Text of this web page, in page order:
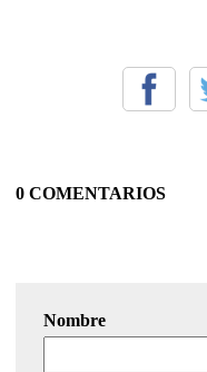
0 COMENTARIOS
Nombre